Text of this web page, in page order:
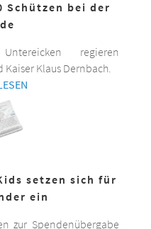
Schützen bei der
regieren
Klaus Dernbach.
setzen sich für
ein
zur Spendenübergabe